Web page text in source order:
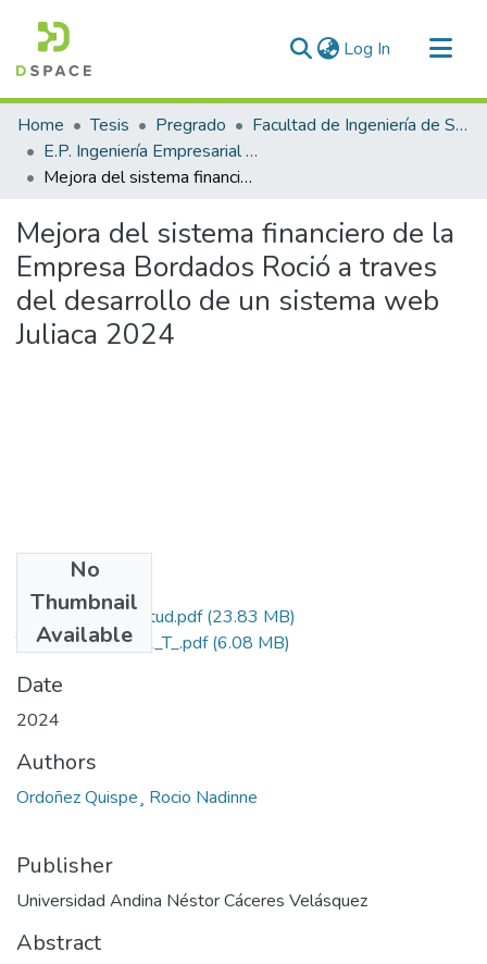
Log In (current)
Communities & Collections
All of DSpace
Statistics
Home Tesis Pregrado
Facultad de Ingeniería de Sistemas
E.P. Ingeniería Empresarial e Informática
Mejora del sistema financiero de la Empresa Bordados Roció a traves del desarrollo de un sistema web Juliaca 2024
Mejora del sistema financiero de la
Empresa Bordados Roció a traves
del desarrollo de un sistema web
Juliaca 2024
No
Thumbnail
Available
Grado de Similitud.pdf(23.83 MB)
T036_76928502_T_.pdf(6.08 MB)
Date
2024
Authors
Ordoñez Quispe¸ Rocio Nadinne
Publisher
Universidad Andina Néstor Cáceres Velásquez
Abstract